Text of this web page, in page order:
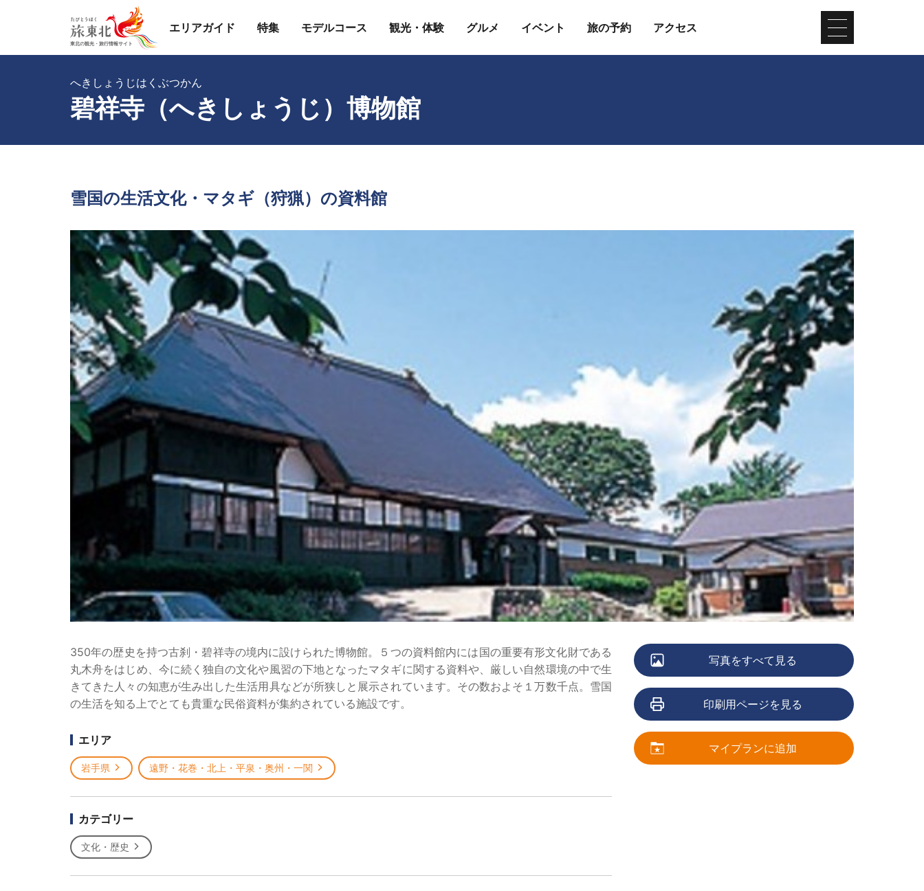
エリアガイド 特集 モデルコース 観光・体験 グルメ イベント 旅の予約 アクセス
碧祥寺（へきしょうじ）博物館
へきしょうじはくぶつかん
雪国の生活文化・マタギ（狩猟）の資料館
350年の歴史を持つ古刹・碧祥寺の境内に設けられた博物館。５つの資料館内には国の重要有形文化財である
丸木舟をはじめ、今に続く独自の文化や風習の下地となったマタギに関する資料や、厳しい自然環境の中で生
きてきた人々の知恵が生み出した生活用具などが所狭しと展示されています。その数およそ１万数千点。雪国
の生活を知る上でとても貴重な民俗資料が集約されている施設です。
エリア
岩手県 遠野・花巻・北上・平泉・奥州・一関
カテゴリー
文化・歴史
写真をすべて見る
印刷用ページを見る
マイプランに追加